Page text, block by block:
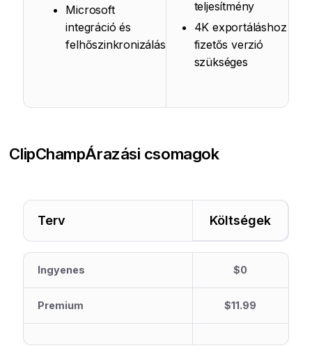
Microsoft
integráció és
felhőszinkronizálás
teljesítmény
4K exportáláshoz
fizetős verzió
szükséges
ClipChampÁrazási csomagok
Terv Költségek
Ingyenes $0
Premium $11.99